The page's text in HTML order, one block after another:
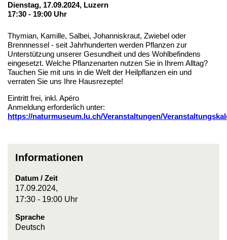
Dienstag, 17.09.2024, Luzern
17:30 - 19:00 Uhr
Thymian, Kamille, Salbei, Johanniskraut, Zwiebel oder
Brennnessel - seit Jahrhunderten werden Pflanzen zur
Unterstützung unserer Gesundheit und des Wohlbefindens
eingesetzt. Welche Pflanzenarten nutzen Sie in Ihrem Alltag?
Tauchen Sie mit uns in die Welt der Heilpflanzen ein und
verraten Sie uns Ihre Hausrezepte!
Eintritt frei, inkl. Apéro
Anmeldung erforderlich unter:
https://naturmuseum.lu.ch/Veranstaltungen/
Informationen
Datum / Zeit
17.09.2024,
17:30 - 19:00 Uhr
Sprache
Deutsch